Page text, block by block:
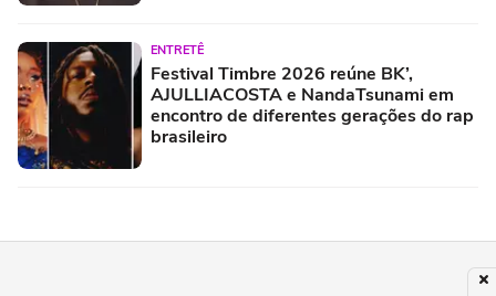
ENTRETÊ
Festival Timbre 2026 reúne BK’,
AJULLIACOSTA e NandaTsunami em
encontro de diferentes gerações do rap
brasileiro